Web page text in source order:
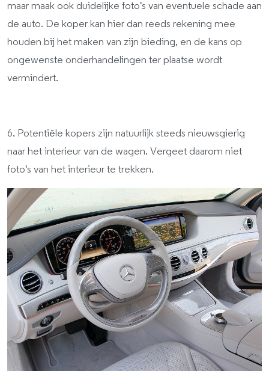
maar maak ook duidelijke foto's van eventuele schade aan
de auto. De koper kan hier dan reeds rekening mee
houden bij het maken van zijn bieding, en de kans op
ongewenste onderhandelingen ter plaatse wordt
vermindert.
6. Potentiële kopers zijn natuurlijk steeds nieuwsgierig
naar het interieur van de wagen. Vergeet daarom niet
foto's van het interieur te trekken.